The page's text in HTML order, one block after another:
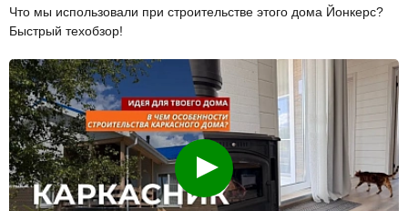
Что мы использовали при строительстве этого дома Йонкерс?
Быстрый техобзор!
Смотреть